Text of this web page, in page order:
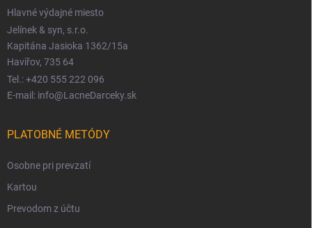
Hlavné výdajné miesto
Jelínek & syn, s.r.o.
Kapitána Jasioka 1362/15a
Havířov, 735 64
Tel.: +420 555 222 096
E-mail: info@LacneDarceky.sk
PLATOBNÉ METÓDY
Osobne pri prevzatí
Kartou
Prevodom z účtu